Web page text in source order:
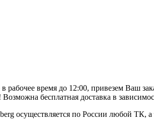
рабочее время до 12:00, привезем Ваш
бесплатная доставка в
осуществляется по России любой ТК,